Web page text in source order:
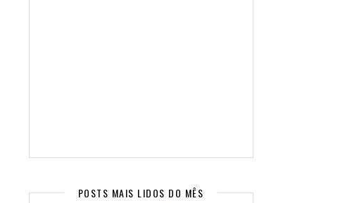
POSTS MAIS LIDOS DO MÊS